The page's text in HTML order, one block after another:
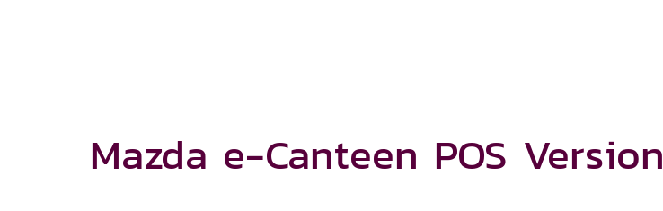
Mazda e-Canteen POS Version